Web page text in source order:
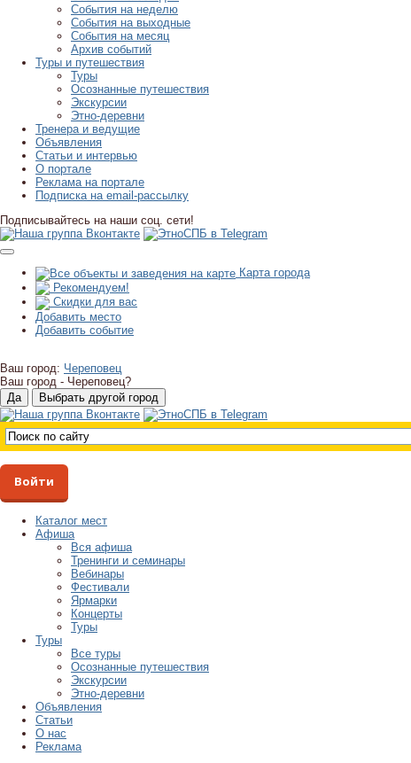
События на неделю
События на выходные
События на месяц
Архив событий
Туры и путешествия
Туры
Осознанные путешествия
Экскурсии
Этно-деревни
Тренера и ведущие
Объявления
Статьи и интервью
О портале
Реклама на портале
Подписка на email-рассылку
Подписывайтесь на наши соц. сети!
Карта города
Рекомендуем!
Скидки для вас
Добавить место
Добавить событие
Ваш город: Череповец
Ваш город - Череповец?
Войти
Каталог мест
Афиша
Вся афиша
Тренинги и семинары
Вебинары
Фестивали
Ярмарки
Концерты
Туры
Туры
Все туры
Осознанные путешествия
Экскурсии
Этно-деревни
Объявления
Статьи
О нас
Реклама